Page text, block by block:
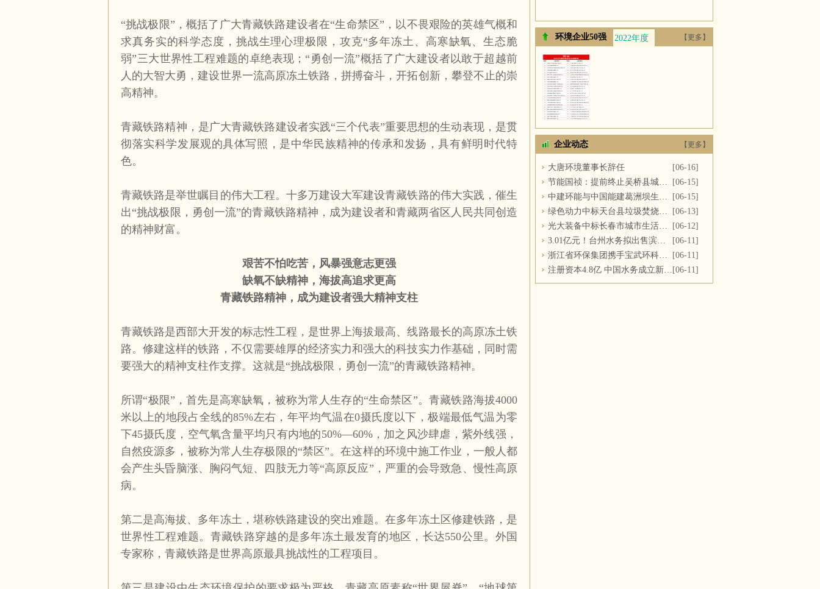
“挑战极限”，概括了广大青藏铁路建设者在“生命禁区”，以不畏艰险的英雄气概和
求真务实的科学态度，挑战生理心理极限，攻克“多年冻土、高寒缺氧、生态脆
弱”三大世界性工程难题的卓绝表现；“勇创一流”概括了广大建设者以敢于超越前
人的大智大勇，建设世界一流高原冻土铁路，拼搏奋斗，开拓创新，攀登不止的崇
高精神。
青藏铁路精神，是广大青藏铁路建设者实践“三个代表”重要思想的生动表现，是贯
彻落实科学发展观的具体写照，是中华民族精神的传承和发扬，具有鲜明时代特
色。
青藏铁路是举世瞩目的伟大工程。十多万建设大军建设青藏铁路的伟大实践，催生
出“挑战极限，勇创一流”的青藏铁路精神，成为建设者和青藏两省区人民共同创造
的精神财富。
艰苦不怕吃苦，风暴强意志更强
缺氧不缺精神，海拔高追求更高
青藏铁路精神，成为建设者强大精神支柱
青藏铁路是西部大开发的标志性工程，是世界上海拔最高、线路最长的高原冻土铁
路。修建这样的铁路，不仅需要雄厚的经济实力和强大的科技实力作基础，同时需
要强大的精神支柱作支撑。这就是“挑战极限，勇创一流”的青藏铁路精神。
所谓“极限”，首先是高寒缺氧，被称为常人生存的“生命禁区”。青藏铁路海拔4000
米以上的地段占全线的85%左右，年平均气温在0摄氏度以下，极端最低气温为零
下45摄氏度，空气氧含量平均只有内地的50%—60%，加之风沙肆虐，紫外线强，
自然疫源多，被称为常人生存极限的“禁区”。在这样的环境中施工作业，一般人都
会产生头昏脑涨、胸闷气短、四肢无力等“高原反应”，严重的会导致急、慢性高原
病。
第二是高海拔、多年冻土，堪称铁路建设的突出难题。在多年冻土区修建铁路，是
世界性工程难题。青藏铁路穿越的是多年冻土最发育的地区，长达550公里。外国
专家称，青藏铁路是世界高原最具挑战性的工程项目。
环境企业50强 2022年度 2021年度 2020年度
【更多】
企业动态 【更多】
大唐环境董事长辞任
[06-16]
节能国祯：提前终止吴桥县城区污水处理厂PPP项目合同
[06-15]
中建环能与中国能建葛洲坝生态环保公司开展座谈交流
[06-15]
绿色动力中标天台县垃圾焚烧及飞灰填埋场运维服务
[06-13]
光大装备中标长春市城市生活垃圾处理中心渗滤液系统更新改造项目
[06-12]
3.01亿元！台州水务拟出售滨海水务全部股权
[06-11]
浙江省环保集团携手宝武环科签署战略合作协议
[06-11]
注册资本4.8亿 中国水务成立新公司 [06-11]